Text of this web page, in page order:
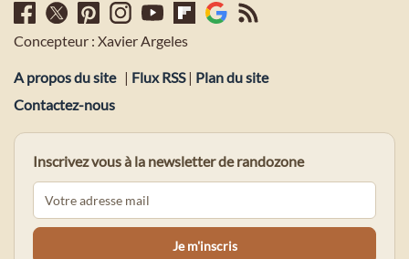
Concepteur : Xavier Argeles
A propos du site | Flux RSS| Plan du site
Contactez-nous
Inscrivez vous à la newsletter de randozone